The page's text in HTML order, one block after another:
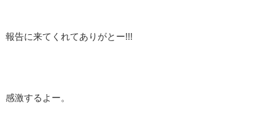
報告に来てくれてありがとー!!!
感激するよー。